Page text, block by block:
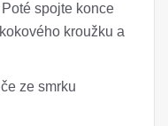
spojte konce
kroužku a
ze smrku